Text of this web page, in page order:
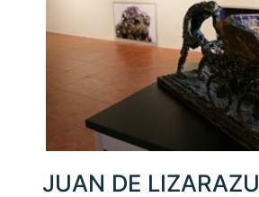
JUAN DE LIZARAZU